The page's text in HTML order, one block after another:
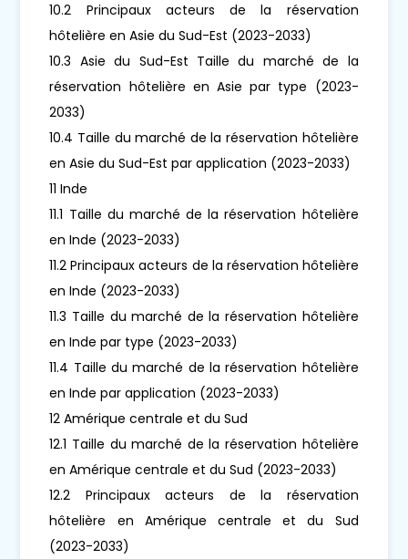
10.2 Principaux acteurs de la réservation
hôtelière en Asie du Sud-Est (2023-2033)
10.3 Asie du Sud-Est Taille du marché de la
réservation hôtelière en Asie par type (2023-
2033)
10.4 Taille du marché de la réservation hôtelière
en Asie du Sud-Est par application (2023-2033)
11 Inde
11.1 Taille du marché de la réservation hôtelière
en Inde (2023-2033)
11.2 Principaux acteurs de la réservation hôtelière
en Inde (2023-2033)
11.3 Taille du marché de la réservation hôtelière
en Inde par type (2023-2033)
11.4 Taille du marché de la réservation hôtelière
en Inde par application (2023-2033)
12 Amérique centrale et du Sud
12.1 Taille du marché de la réservation hôtelière
en Amérique centrale et du Sud (2023-2033)
12.2 Principaux acteurs de la réservation
hôtelière en Amérique centrale et du Sud
(2023-2033)